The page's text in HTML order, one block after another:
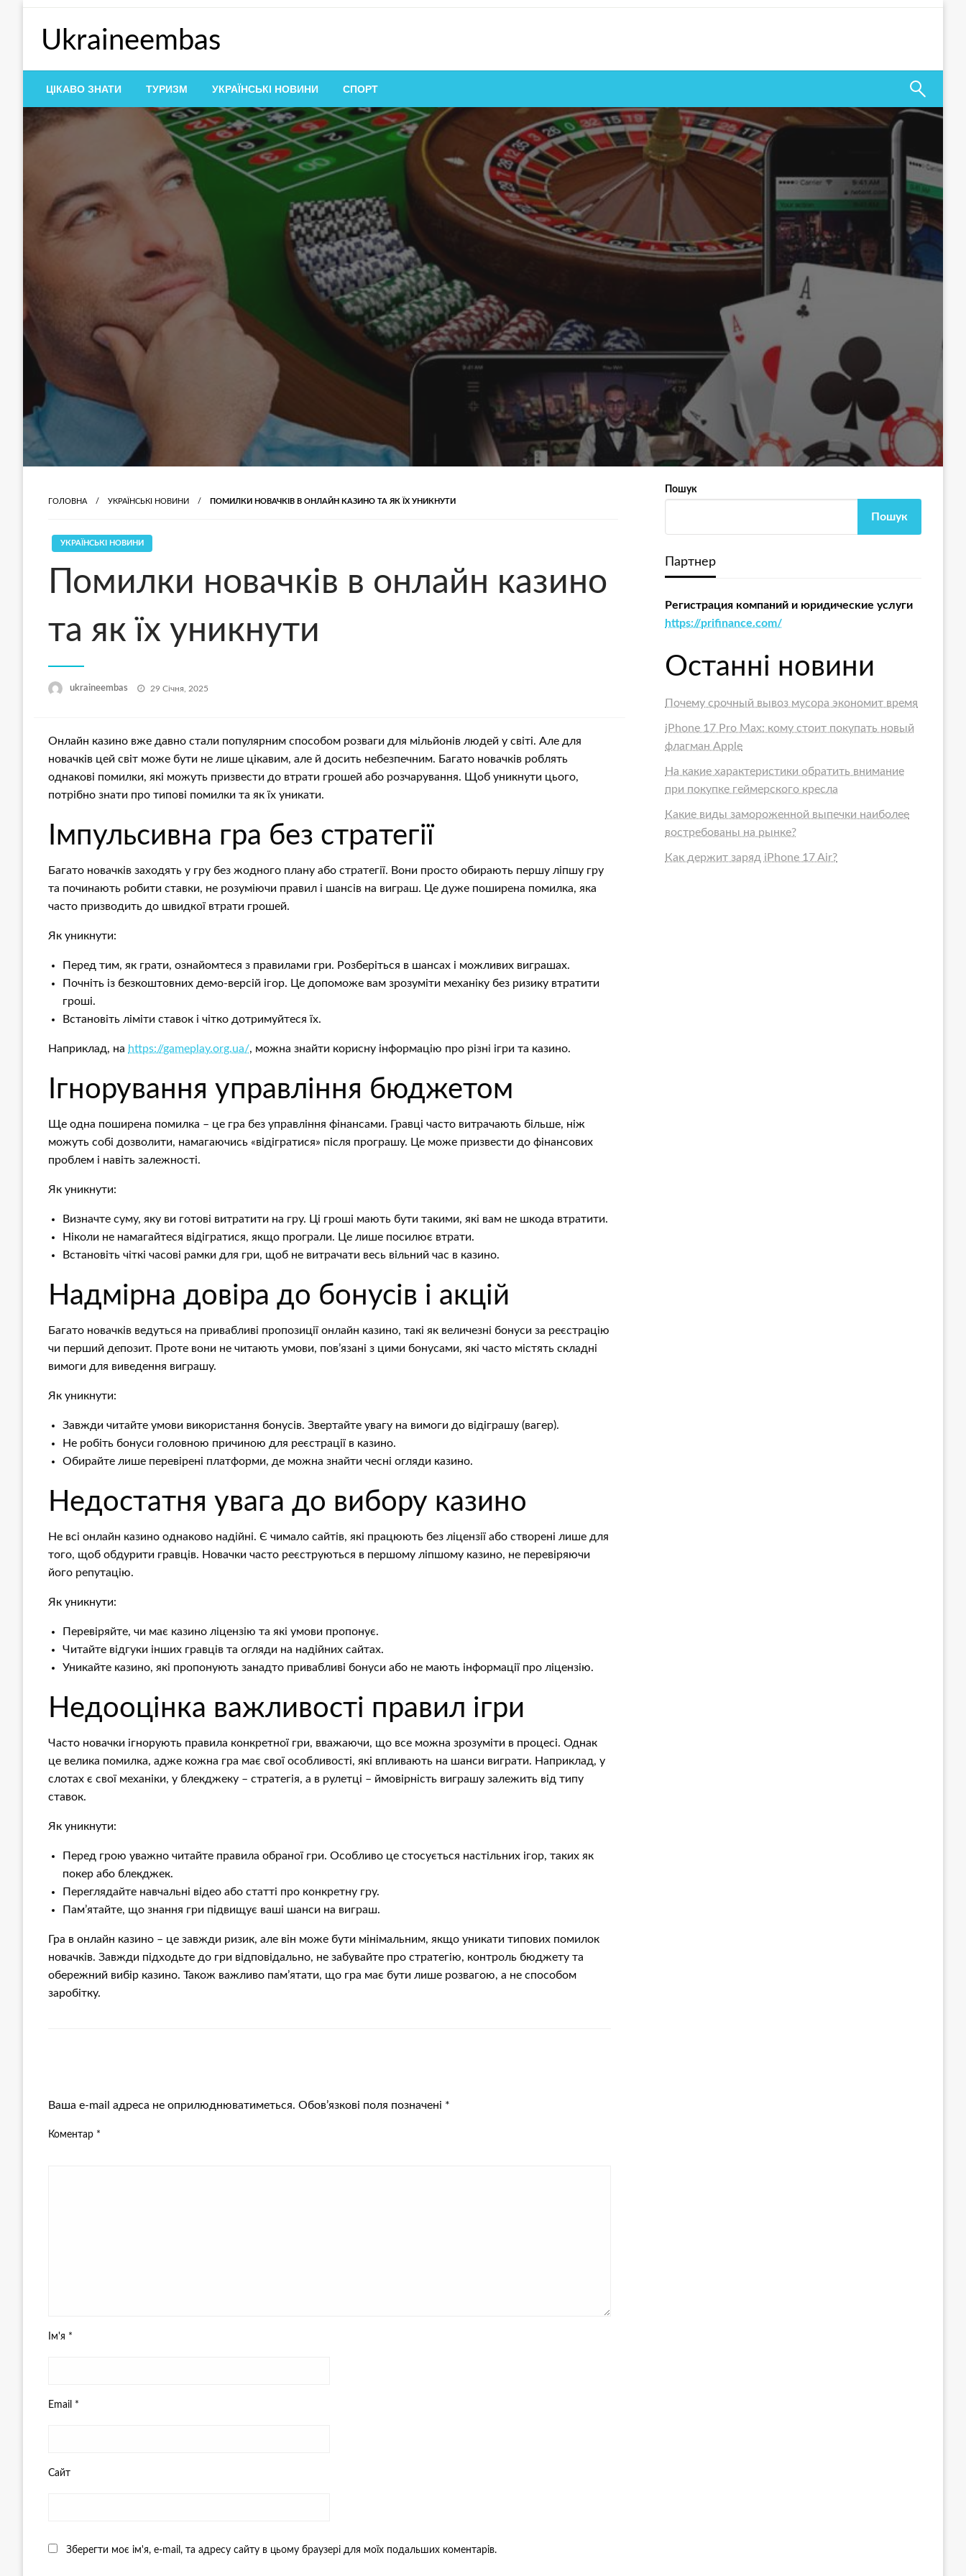
Перейти
контентуUkraineembas
ЦІКАВО ЗНАТИ ТУРИЗМ УКРАЇНСЬКІ НОВИНИ СПОРТ
ГОЛОВНА УКРАЇНСЬКІ НОВИНИ ПОМИЛКИ НОВАЧКІВ В ОНЛАЙН КАЗИНО ТА ЯК ЇХ УНИКНУТИ
УКРАЇНСЬКІ НОВИНИ
Помилки новачків в онлайн казино
та як їх уникнути
ukraineembas Опубліковано
29 Січня, 2025
Онлайн казино вже давно стали популярним способом розваги для мільйонів людей у світі. Але для
новачків цей світ може бути не лише цікавим, але й досить небезпечним. Багато новачків роблять
однакові помилки, які можуть призвести до втрати грошей або розчарування. Щоб уникнути цього,
потрібно знати про типові помилки та як їх уникати.
Імпульсивна гра без стратегії
Багато новачків заходять у гру без жодного плану або стратегії. Вони просто обирають першу ліпшу гру
та починають робити ставки, не розуміючи правил і шансів на виграш. Це дуже поширена помилка, яка
часто призводить до швидкої втрати грошей.
Як уникнути:
Перед тим, як грати, ознайомтеся з правилами гри. Розберіться в шансах і можливих виграшах.
Почніть із безкоштовних демо-версій ігор. Це допоможе вам зрозуміти механіку без ризику втратити
гроші.
Встановіть ліміти ставок і чітко дотримуйтеся їх.
Наприклад, на https://gameplay.org.ua/, можна знайти корисну інформацію про різні ігри та казино.
Ігнорування управління бюджетом
Ще одна поширена помилка – це гра без управління фінансами. Гравці часто витрачають більше, ніж
можуть собі дозволити, намагаючись «відігратися» після програшу. Це може призвести до фінансових
проблем і навіть залежності.
Як уникнути:
Визначте суму, яку ви готові витратити на гру. Ці гроші мають бути такими, які вам не шкода втратити.
Ніколи не намагайтеся відігратися, якщо програли. Це лише посилює втрати.
Встановіть чіткі часові рамки для гри, щоб не витрачати весь вільний час в казино.
Надмірна довіра до бонусів і акцій
Багато новачків ведуться на привабливі пропозиції онлайн казино, такі як величезні бонуси за реєстрацію
чи перший депозит. Проте вони не читають умови, пов’язані з цими бонусами, які часто містять складні
вимоги для виведення виграшу.
Як уникнути:
Завжди читайте умови використання бонусів. Звертайте увагу на вимоги до відіграшу (вагер).
Не робіть бонуси головною причиною для реєстрації в казино.
Обирайте лише перевірені платформи, де можна знайти чесні огляди казино.
Недостатня увага до вибору казино
Не всі онлайн казино однаково надійні. Є чимало сайтів, які працюють без ліцензії або створені лише для
того, щоб обдурити гравців. Новачки часто реєструються в першому ліпшому казино, не перевіряючи
його репутацію.
Як уникнути:
Перевіряйте, чи має казино ліцензію та які умови пропонує.
Читайте відгуки інших гравців та огляди на надійних сайтах.
Уникайте казино, які пропонують занадто привабливі бонуси або не мають інформації про ліцензію.
Недооцінка важливості правил ігри
Часто новачки ігнорують правила конкретної гри, вважаючи, що все можна зрозуміти в процесі. Однак
це велика помилка, адже кожна гра має свої особливості, які впливають на шанси виграти. Наприклад, у
слотах є свої механіки, у блекджеку – стратегія, а в рулетці – ймовірність виграшу залежить від типу
ставок.
Як уникнути:
Перед грою уважно читайте правила обраної гри. Особливо це стосується настільних ігор, таких як
покер або блекджек.
Переглядайте навчальні відео або статті про конкретну гру.
Пам’ятайте, що знання гри підвищує ваші шанси на виграш.
Гра в онлайн казино – це завжди ризик, але він може бути мінімальним, якщо уникати типових помилок
новачків. Завжди підходьте до гри відповідально, не забувайте про стратегію, контроль бюджету та
обережний вибір казино. Також важливо пам’ятати, що гра має бути лише розвагою, а не способом
заробітку.
Ваша e-mail адреса не оприлюднюватиметься. Обов’язкові поля позначені *
Коментар *
Ім'я *
Email *
Сайт
Зберегти моє ім'я, e-mail, та адресу сайту в цьому браузері для моїх подальших коментарів.
Пошук
Пошук
Партнер
Регистрация компаний и юридические услуги
https://prifinance.com/
Останні новини
Почему срочный вывоз мусора экономит время
iPhone 17 Pro Max: кому стоит покупать новый
флагман Apple
На какие характеристики обратить внимание
при покупке геймерского кресла
Какие виды замороженной выпечки наиболее
востребованы на рынке?
Как держит заряд iPhone 17 Air?